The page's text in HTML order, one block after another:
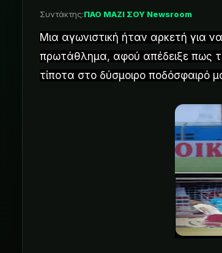
Συντάκτης:ΠΑΟ ΜΑΖΙ ΣΟΥ Newsroom
Μια αγωνιστική ήταν αρκετή για
πρωτάθλημα, αφού απέδειξε πως
τίποτα στο δύσμοιρο ποδόσφαιρό